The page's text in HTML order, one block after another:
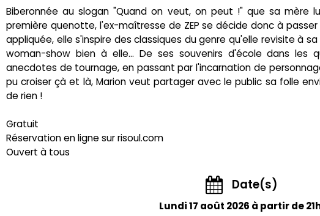
Biberonnée au slogan "Quand on veut, on peut !" que sa mère
première quenotte, l'ex-maîtresse de ZEP se décide donc à
appliquée, elle s'inspire des classiques du genre qu'elle revisite à
woman-show bien à elle... De ses souvenirs d'école dans les
anecdotes de tournage, en passant par l'incarnation de
pu croiser çà et là, Marion veut partager avec le public sa folle
de rien !
Gratuit
Réservation en ligne sur risoul.com
Ouvert à tous
Date(s)
Lundi 17 août 2026 à partir de